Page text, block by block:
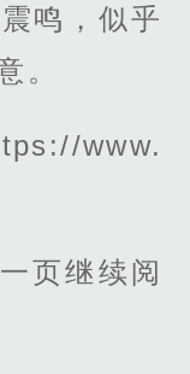
鸣，似乎
。
www.
页继续阅